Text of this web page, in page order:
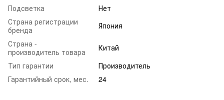
Подсветка
Нет
Страна регистрации
бренда
Япония
Страна -
производитель товара
Китай
Тип гарантии
Производитель
Гарантийный срок, мес.
24